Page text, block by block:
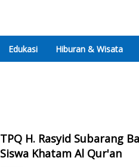
Edukasi Hiburan & Wisata
TPQ H. Rasyid Subarang
Siswa Khatam Al Qur'an